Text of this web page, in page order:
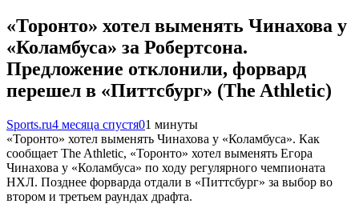
«Торонто» хотел выменять Чинахова у
«Коламбуса» за Робертсона.
Предложение отклонили, форвард
перешел в «Питтсбург» (The Athletic)
Sports.ru4 месяца спустя01 минуты
«Торонто» хотел выменять Чинахова у «Коламбуса». Как
сообщает The Athletic, «Торонто» хотел выменять Егора
Чинахова у «Коламбуса» по ходу регулярного чемпионата
НХЛ. Позднее форварда отдали в «Питтсбург» за выбор во
втором и третьем раундах драфта.